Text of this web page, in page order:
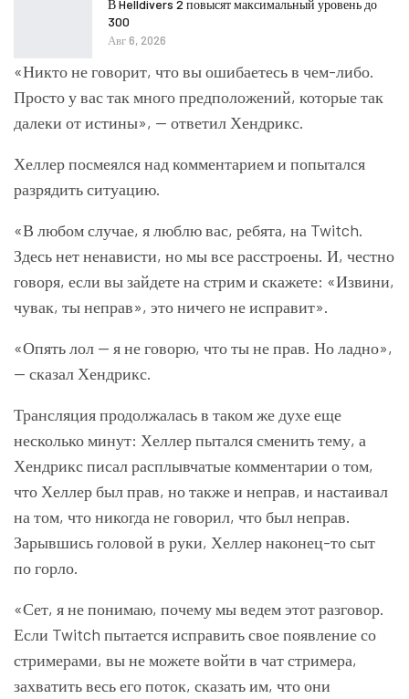
В Helldivers 2 повысят максимальный уровень до
300
Авг 6, 2026
«Никто не говорит, что вы ошибаетесь в чем-либо.
Просто у вас так много предположений, которые так
далеки от истины», — ответил Хендрикс.
Хеллер посмеялся над комментарием и попытался
разрядить ситуацию.
«В любом случае, я люблю вас, ребята, на Twitch.
Здесь нет ненависти, но мы все расстроены. И, честно
говоря, если вы зайдете на стрим и скажете: «Извини,
чувак, ты неправ», это ничего не исправит».
«Опять лол — я не говорю, что ты не прав. Но ладно»,
— сказал Хендрикс.
Трансляция продолжалась в таком же духе еще
несколько минут: Хеллер пытался сменить тему, а
Хендрикс писал расплывчатые комментарии о том,
что Хеллер был прав, но также и неправ, и настаивал
на том, что никогда не говорил, что был неправ.
Зарывшись головой в руки, Хеллер наконец-то сыт
по горло.
«Сет, я не понимаю, почему мы ведем этот разговор.
Если Twitch пытается исправить свое появление со
стримерами, вы не можете войти в чат стримера,
захватить весь его поток, сказать им, что они